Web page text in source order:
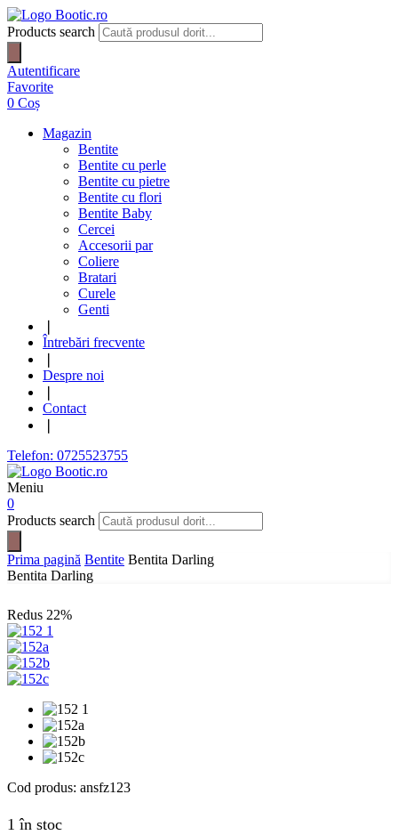
Products search
Autentificare
Favorite
0 Coș
Magazin
Bentite
Bentite cu perle
Bentite cu pietre
Bentite cu flori
Bentite Baby
Cercei
Accesorii par
Coliere
Bratari
Curele
Genti
Întrebări frecvente
Despre noi
Contact
Telefon: 0725523755
Meniu
0
Products search
Prima pagină Bentite Bentita Darling
Bentita Darling
Redus 22%
Cod produs: ansfz123
1 în stoc